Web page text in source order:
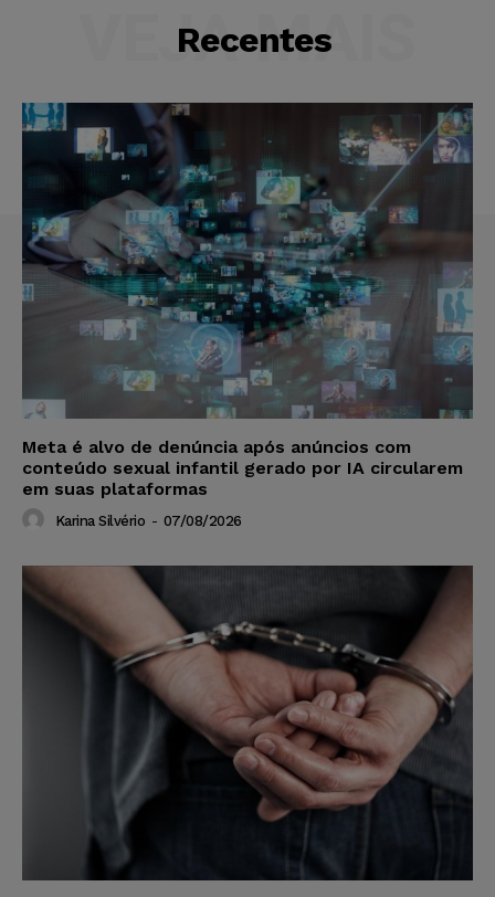
Recentes
VEJA MAIS
Meta é alvo de denúncia após anúncios com
conteúdo sexual infantil gerado por IA circularem
em suas plataformas
Karina Silvério - 07/08/2026